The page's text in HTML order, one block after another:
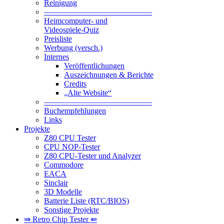
Reinigung
—————————————–
Heimcomputer- und
Videospiele-Quiz
Preisliste
Werbung (versch.)
Internes
Veröffentlichungen
Auszeichnungen & Berichte
Credits
„Alte Website“
—————————————–
Buchempfehlungen
Links
Projekte
Z80 CPU Tester
CPU NOP-Tester
Z80 CPU-Tester und Analyzer
Commodore
EACA
Sinclair
3D Modelle
Batterie Liste (RTC/BIOS)
Sonstige Projekte
⇛ Retro Chip Tester ⇚